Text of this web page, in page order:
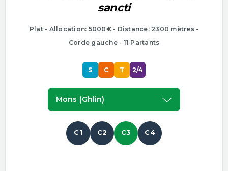
sancti
Plat - Allocation: 5000€ - Distance: 2300 mètres -
Corde gauche - 11 Partants
S C T 2/4
Mons (ghlin)
C1 C2 C3 C4